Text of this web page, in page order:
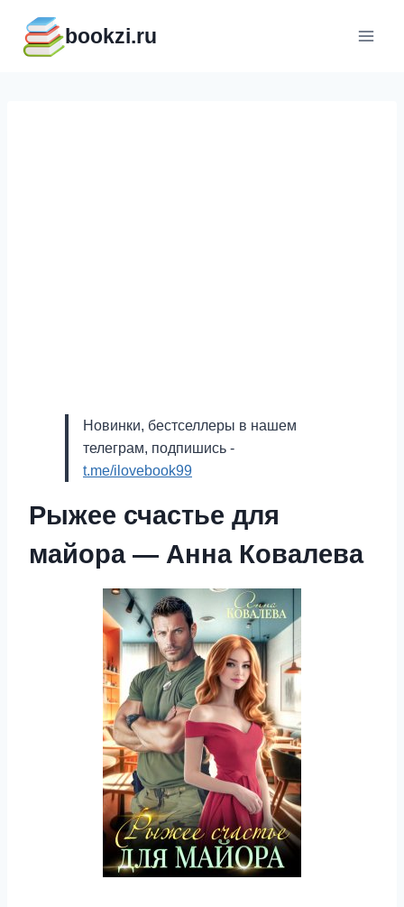
содержимому
bookzi.ru
Новинки, бестселлеры в нашем
телеграм, подпишись -
t.me/ilovebook99
Рыжее счастье для
майора — Анна Ковалева